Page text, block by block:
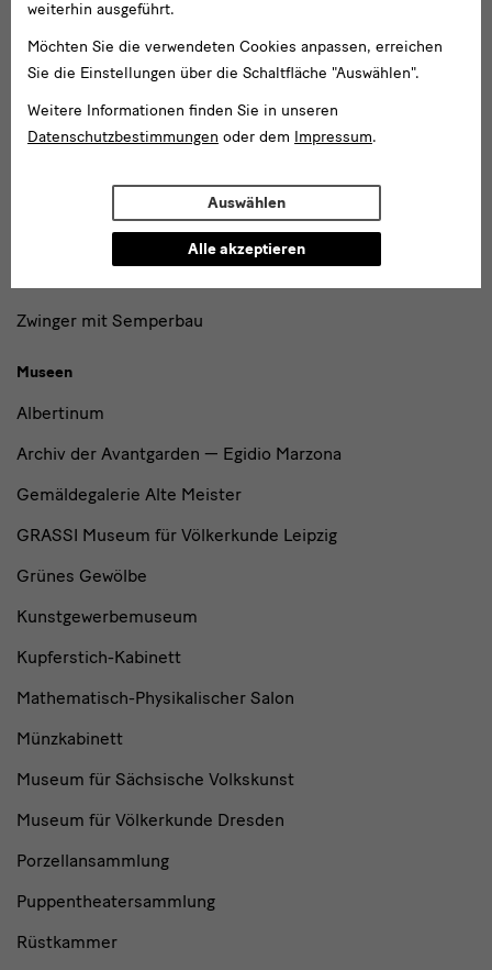
weiterhin ausgeführt.
Möchten Sie die verwendeten Cookies anpassen, erreichen
Sie die Einstellungen über die Schaltfläche "Auswählen".
Weitere Informationen finden Sie in unseren
Datenschutzbestimmungen oder dem Impressum.
Auswählen
Alle akzeptieren
und
Institutionen
Grassimuseum Leipzig
Jägerhof
Residenzschloss
Zwinger mit Semperbau
Museen
Albertinum
Archiv der Avantgarden — Egidio Marzona
Gemäldegalerie Alte Meister
GRASSI Museum für Völkerkunde Leipzig
Grünes Gewölbe
Kunstgewerbemuseum
Kupferstich-Kabinett
Mathematisch-Physikalischer Salon
Münzkabinett
Museum für Sächsische Volkskunst
Museum für Völkerkunde Dresden
Porzellansammlung
Puppentheatersammlung
Rüstkammer